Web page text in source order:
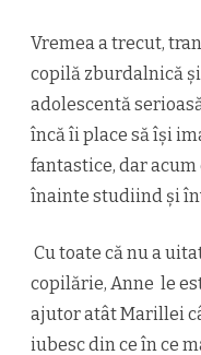
Vremea a trecut,
copilă zburdalnică
adolescentă
încă îi place să își
fantastice, dar
înainte studiind și
Cu toate că nu a
copilărie, Anne le
ajutor atât Marillei
iubesc din ce în ce